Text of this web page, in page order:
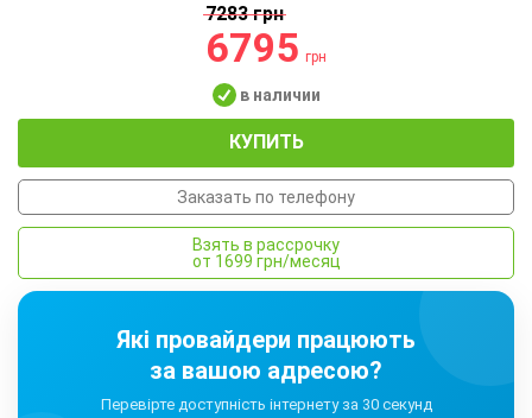
7283 грн
6795грн
в наличии
КУПИТЬ
Заказать по телефону
Взять в рассрочку
от 1699 грн/месяц
Які провайдери працюють
за вашою адресою?
Перевірте доступність інтернету за 30 секунд